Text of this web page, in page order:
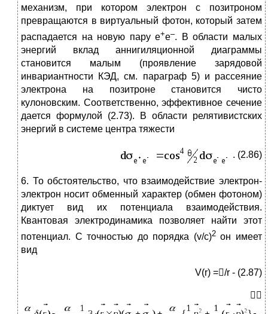
механизм, при котором электрон с позитроном
превращаются в виртуальный фотон, который затем
распадается на новую пару e+e–. В области малых
энергий вклад аннигиляционной диаграммы
становится малым (проявление зарядовой
инвариантности КЭД, см. параграф 5) и рассеяние
электрона на позитроне становится чисто
кулоновским. Соответственно, эффективное сечение
дается формулой (2.73). В области релятивистских
энергий в системе центра тяжести
. (2.86)
6. То обстоятельство, что взаимодействие электрон-
электрон носит обменный характер (обмен фотоном)
диктует вид их потенциала взаимодействия.
Квантовая электродинамика позволяет найти этот
потенциал. С точностью до порядка (v/c)2он имеет
вид
V(r) =/r - (2.87)
